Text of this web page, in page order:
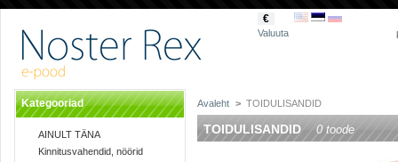
€
Valuuta
Kategooriad
AINULT TÄNA
Kinnitusvahendid, nöörid
Avaleht > TOIDULISANDID
TOIDULISANDID 0 toode